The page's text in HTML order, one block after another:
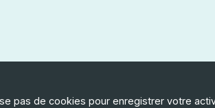
pas de cookies pour enregistrer votre
Faire un don